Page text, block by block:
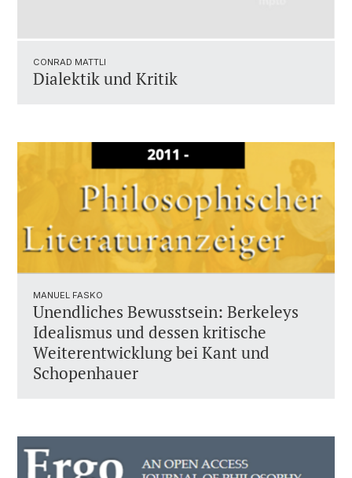
CONRAD MATTLI
Dialektik und Kritik
MANUEL FASKO
Unendliches Bewusstsein: Berkeleys
Idealismus und dessen kritische
Weiterentwicklung bei Kant und
Schopenhauer